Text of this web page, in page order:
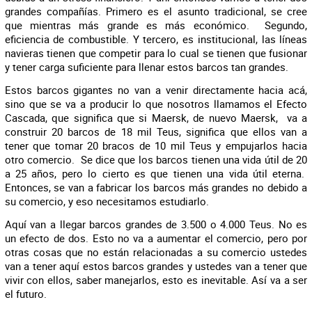
grandes compañías. Primero es el asunto tradicional, se cree
que mientras más grande es más económico. Segundo,
eficiencia de combustible. Y tercero, es institucional, las líneas
navieras tienen que competir para lo cual se tienen que fusionar
y tener carga suficiente para llenar estos barcos tan grandes.
Estos barcos gigantes no van a venir directamente hacia acá,
sino que se va a producir lo que nosotros llamamos el Efecto
Cascada, que significa que si Maersk, de nuevo Maersk, va a
construir 20 barcos de 18 mil Teus, significa que ellos van a
tener que tomar 20 bracos de 10 mil Teus y empujarlos hacia
otro comercio. Se dice que los barcos tienen una vida útil de 20
a 25 años, pero lo cierto es que tienen una vida útil eterna.
Entonces, se van a fabricar los barcos más grandes no debido a
su comercio, y eso necesitamos estudiarlo.
Aquí van a llegar barcos grandes de 3.500 o 4.000 Teus. No es
un efecto de dos. Esto no va a aumentar el comercio, pero por
otras cosas que no están relacionadas a su comercio ustedes
van a tener aquí estos barcos grandes y ustedes van a tener que
vivir con ellos, saber manejarlos, esto es inevitable. Así va a ser
el futuro.